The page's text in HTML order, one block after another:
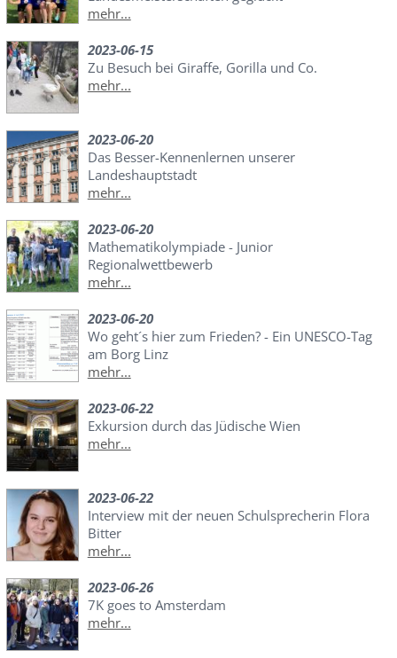
mehr...
2023-06-15
Zu Besuch bei Giraffe, Gorilla und Co.
mehr...
2023-06-20
Das Besser-Kennenlernen unserer
Landeshauptstadt
mehr...
2023-06-20
Mathematikolympiade - Junior
Regionalwettbewerb
mehr...
2023-06-20
Wo geht´s hier zum Frieden? - Ein UNESCO-Tag
am Borg Linz
mehr...
2023-06-22
Exkursion durch das Jüdische Wien
mehr...
2023-06-22
Interview mit der neuen Schulsprecherin Flora
Bitter
mehr...
2023-06-26
7K goes to Amsterdam
mehr...